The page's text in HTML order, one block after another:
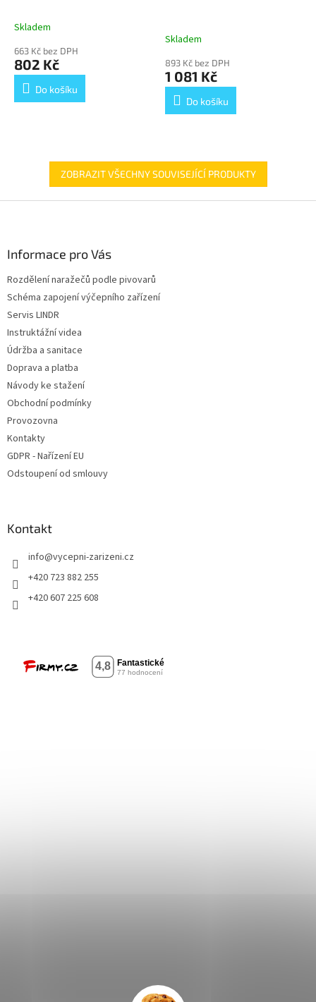
Průměrné
produktu
je
5,0
Skladem
663 Kč bez DPH
802 Kč
Do košíku
Skladem
893 Kč bez DPH
1 081 Kč
Do košíku
ZOBRAZIT VŠECHNY SOUVISEJÍCÍ PRODUKTY
Informace pro Vás
Rozdělení naražečů podle pivovarů
Schéma zapojení výčepního zařízení
Servis LINDR
Instruktážní videa
Údržba a sanitace
Doprava a platba
Návody ke stažení
Obchodní podmínky
Provozovna
Kontakty
GDPR - Nařízení EU
Odstoupení od smlouvy
Kontakt
info@vycepni-zarizeni.cz
+420 723 882 255
+420 607 225 608